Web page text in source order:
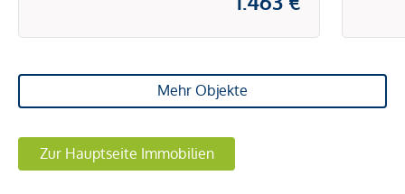
Mehr Objekte
Zur Hauptseite Immobilien